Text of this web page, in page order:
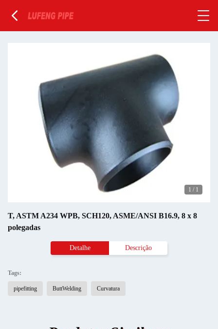
1 / 1
T, ASTM A234 WPB, SCH120, ASME/ANSI B16.9, 8 x 8
polegadas
Detalhe Descrição
Tags:
pipefitting ButtWelding Curvatura